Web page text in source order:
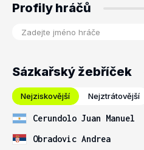
Profily hráčů
Sázkařský žebříček
Nejziskovější Nejztrátovější
Cerundolo Juan Manuel
Obradovic Andrea